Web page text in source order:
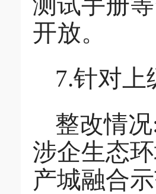
开放。
7.针对上
整改情
涉企生态
产城融合